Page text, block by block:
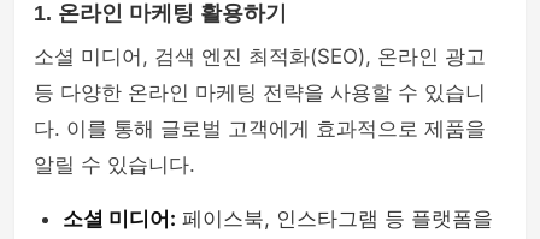
1. 온라인 마케팅 활용하기
소셜 미디어, 검색 엔진 최적화(SEO), 온라인 광고
등 다양한 온라인 마케팅 전략을 사용할 수 있습니
다. 이를 통해 글로벌 고객에게 효과적으로 제품을
알릴 수 있습니다.
소셜 미디어: 페이스북, 인스타그램 등 플랫폼을